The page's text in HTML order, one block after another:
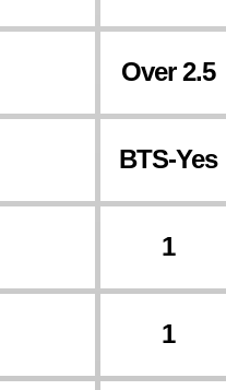
Over 2.5
BTS-Yes
1
1